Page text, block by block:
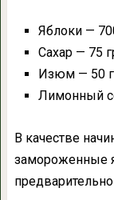
Яблоки —
Сахар — 75
Изюм — 50
Лимонный
В качестве
замороженные